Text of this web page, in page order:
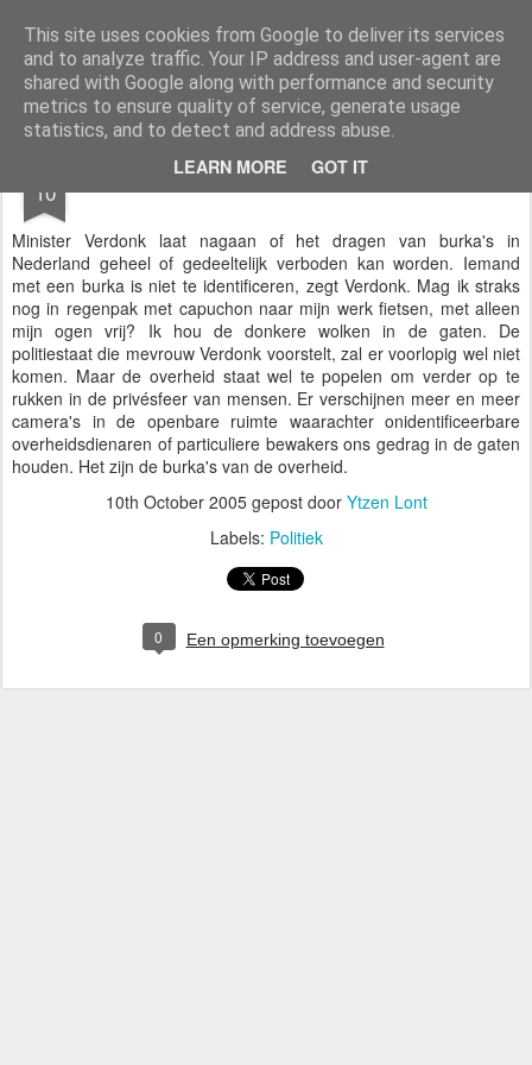
This site uses cookies from Google to deliver its services
and to analyze traffic. Your IP address and user-agent are
shared with Google along with performance and security
metrics to ensure quality of service, generate usage
statistics, and to detect and address abuse.
LEARN MORE GOT IT
Styloblog Stylo is secretariaat en tekstredactie Ytzen Lont
Pages
10 Burka&#39;s
Minister Verdonk laat nagaan of het dragen van burka's in
Nederland geheel of gedeeltelijk verboden kan worden. Iemand
met een burka is niet te identificeren, zegt Verdonk. Mag ik straks
nog in regenpak met capuchon naar mijn werk fietsen, met alleen
mijn ogen vrij? Ik hou de donkere wolken in de gaten. De
politiestaat die mevrouw Verdonk voorstelt, zal er voorlopig wel niet
komen. Maar de overheid staat wel te popelen om verder op te
rukken in de privésfeer van mensen. Er verschijnen meer en meer
camera's in de openbare ruimte waarachter onidentificeerbare
overheidsdienaren of particuliere bewakers ons gedrag in de gaten
houden. Het zijn de burka's van de overheid.
10th October 2005gepost door Ytzen Lont
Labels: Politiek
0 Een opmerking toevoegen